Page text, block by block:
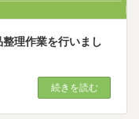
理作業を行いまし
続きを読む